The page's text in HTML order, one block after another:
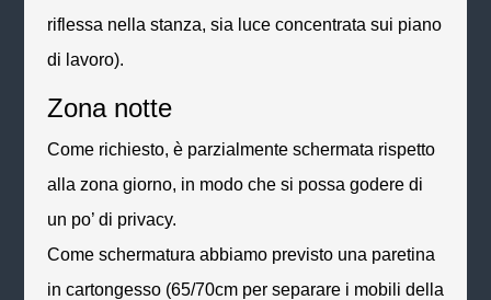
riflessa nella stanza, sia luce concentrata sui piano
di lavoro).
Zona notte
Come richiesto, è parzialmente schermata rispetto
alla zona giorno, in modo che si possa godere di
un po’ di privacy.
Come schermatura abbiamo previsto una paretina
in cartongesso (65/70cm per separare i mobili della